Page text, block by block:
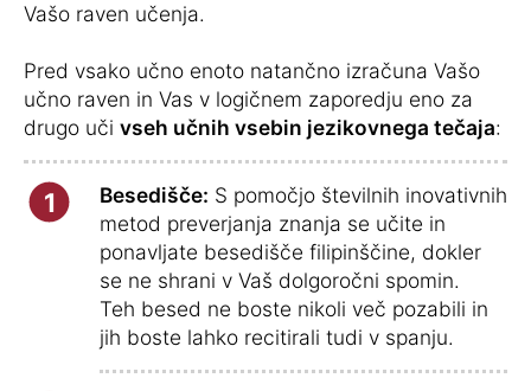
Vašo raven učenja.
Pred vsako učno enoto natančno izračuna Vašo
učno raven in Vas v logičnem zaporedju eno za
drugo uči vseh učnih vsebin jezikovnega tečaja:
1 Besedišče: S pomočjo številnih inovativnih
metod preverjanja znanja se učite in
ponavljate besedišče filipinščine, dokler
se ne shrani v Vaš dolgoročni spomin.
Teh besed ne boste nikoli več pozabili in
jih boste lahko recitirali tudi v spanju.